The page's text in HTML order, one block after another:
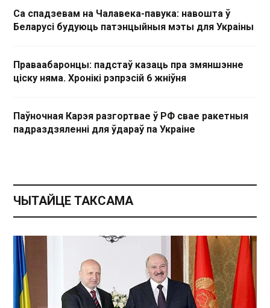
Са спадзевам на Чалавека-павука: навошта ў
Беларусі будуюць патэнцыйныя мэты для Украіны
Праваабаронцы: падстаў казаць пра змяншэнне
ціску няма. Хронікі рэпрэсій 6 жніўня
Паўночная Карэя разгортвае ў РФ свае ракетныя
падраздзяленні для ўдараў па Украіне
ЧЫТАЙЦЕ ТАКСАМА